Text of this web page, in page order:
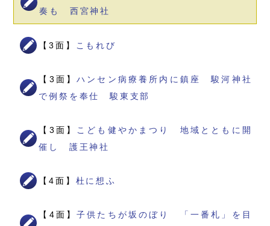
奏も 西宮神社
【3面】 こもれび
【3面】ハンセン病療養所内に鎮座 駿河神社
で例祭を奉仕 駿東支部
【3面】
こども健やかまつり 地域とともに開
催し 護王神社
【4面】 杜に想ふ
【4面】子供たちが坂のぼり 「一番札」を目